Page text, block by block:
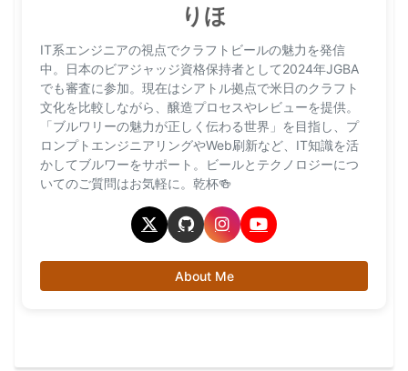
りほ
IT系エンジニアの視点でクラフトビールの魅力を発信
中。日本のビアジャッジ資格保持者として2024年JGBA
でも審査に参加。現在はシアトル拠点で米日のクラフト
文化を比較しながら、醸造プロセスやレビューを提供。
「ブルワリーの魅力が正しく伝わる世界」を目指し、プ
ロンプトエンジニアリングやWeb刷新など、IT知識を活
かしてブルワーをサポート。ビールとテクノロジーにつ
いてのご質問はお気軽に。乾杯🍻
About Me